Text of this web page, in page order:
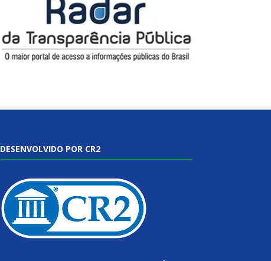
DESENVOLVIDO POR CR2